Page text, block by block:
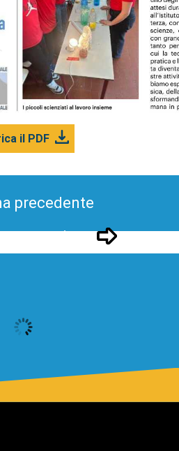
il PDF
precedente
successivo